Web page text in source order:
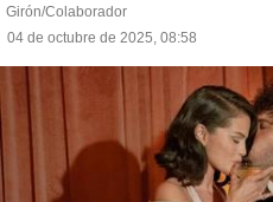
Girón/Colaborador
04 de octubre de 2025, 08:58